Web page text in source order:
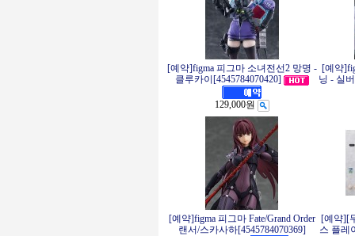
[예약]figma 피그마 소녀전선2 망명 -
클루카이[4545784070420]
129,000원
[예약
닝 - 실
[예약]figma 피그마 Fate/Grand Order
랜서/스카사하[4545784070369]
[예약][
스 플레